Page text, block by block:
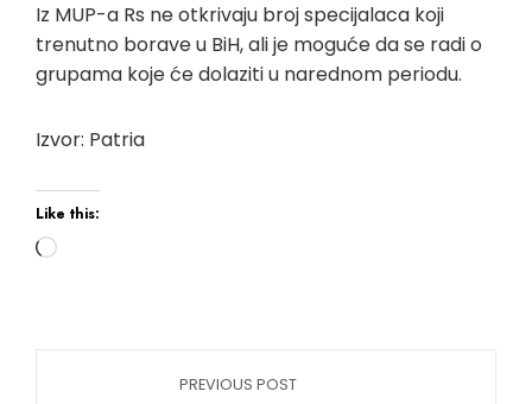
Iz MUP-a Rs ne otkrivaju broj specijalaca koji
trenutno borave u BiH, ali je moguće da se radi o
grupama koje će dolaziti u narednom periodu.
Izvor: Patria
Like this:
PREVIOUS POST